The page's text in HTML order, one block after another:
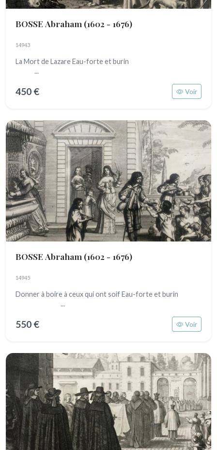
BOSSE Abraham (1602 - 1676)
14943
La Mort de Lazare Eau-forte et burin
...
450 € Voir
BOSSE Abraham (1602 - 1676)
14945
Donner à boire à ceux qui ont soif Eau-forte et burin
...
550 € Voir